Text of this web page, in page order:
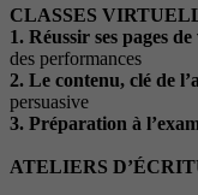
CLASSES
1. Réussir ses pages de
des performances
2. Le contenu, clé de
persuasive
3. Préparation à
ATELIERS